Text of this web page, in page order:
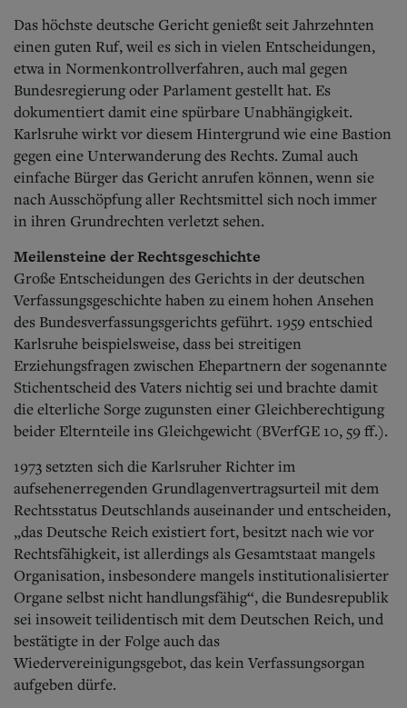
Das höchste deutsche Gericht genießt seit Jahrzehnten
einen guten Ruf, weil es sich in vielen Entscheidungen,
etwa in Normenkontrollverfahren, auch mal gegen
Bundesregierung oder Parlament gestellt hat. Es
dokumentiert damit eine spürbare Unabhängigkeit.
Karlsruhe wirkt vor diesem Hintergrund wie eine Bastion
gegen eine Unterwanderung des Rechts. Zumal auch
einfache Bürger das Gericht anrufen können, wenn sie
nach Ausschöpfung aller Rechtsmittel sich noch immer
in ihren Grundrechten verletzt sehen.
Meilensteine der Rechtsgeschichte
Große Entscheidungen des Gerichts in der deutschen
Verfassungsgeschichte haben zu einem hohen Ansehen
des Bundesverfassungsgerichts geführt. 1959 entschied
Karlsruhe beispielsweise, dass bei streitigen
Erziehungsfragen zwischen Ehepartnern der sogenannte
Stichentscheid des Vaters nichtig sei und brachte damit
die elterliche Sorge zugunsten einer Gleichberechtigung
beider Elternteile ins Gleichgewicht (BVerfGE 10, 59 ff.).
1973 setzten sich die Karlsruher Richter im
aufsehenerregenden Grundlagenvertragsurteil mit dem
Rechtsstatus Deutschlands auseinander und entscheiden,
„das Deutsche Reich existiert fort, besitzt nach wie vor
Rechtsfähigkeit, ist allerdings als Gesamtstaat mangels
Organisation, insbesondere mangels institutionalisierter
Organe selbst nicht handlungsfähig“, die Bundesrepublik
sei insoweit teilidentisch mit dem Deutschen Reich, und
bestätigte in der Folge auch das
Wiedervereinigungsgebot, das kein Verfassungsorgan
aufgeben dürfe.